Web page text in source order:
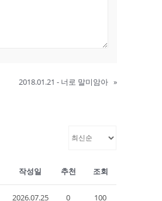
2018.01.21 - 너로 말미암아 »
작성일 추천 조회
2026.07.25 0 100